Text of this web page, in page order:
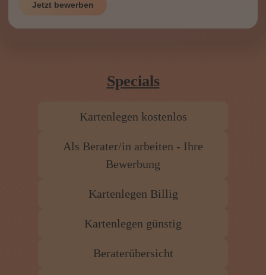
Beraterübersicht
Astrologie
Hellsehen
Wahrsagen
Magische Rituale
Pendeln
Jenseitskontakte